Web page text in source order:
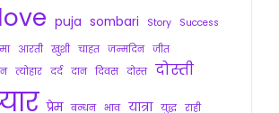
love puja sombari Story
Success
आरती खुशी चाहत जन्मदिन जीत
त्योहार दर्द दान दिवस दोस्त दोस्ती
प्रेम बन्धन भाव यात्रा युद्ध राही